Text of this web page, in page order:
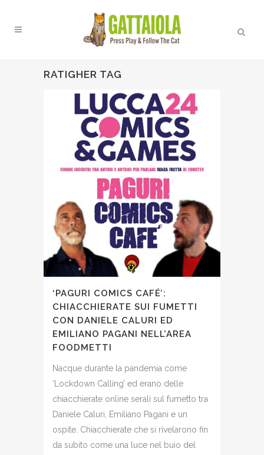
RATIGHER TAG
‘PAGURI COMICS CAFÉ’:
CHIACCHIERATE SUI FUMETTI
CON DANIELE CALURI ED
EMILIANO PAGANI NELL’AREA
FOODMETTI
Nacque durante la pandemia come
‘Lockdown Calling’ ed erano delle
chiacchierate online serali sul fumetto tra
Daniele Caluri, Emiliano Pagani e un
ospite. Chiacchierate che si rivelarono fin
da subito come una luce nel buio del